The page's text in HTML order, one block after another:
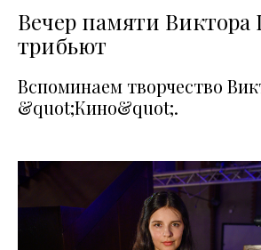
Вечер памяти Виктора
трибьют
Вспоминаем творчество
&quot;Кино&quot;.